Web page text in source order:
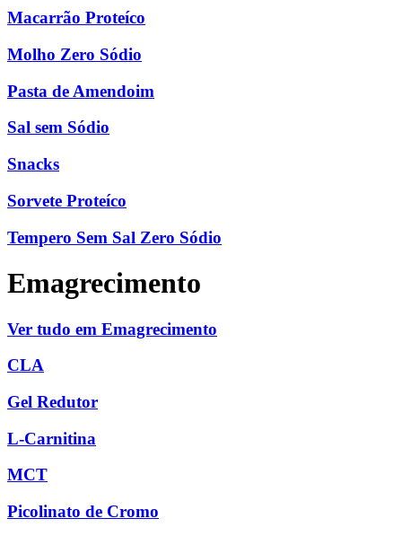
Macarrão Proteíco
Molho Zero Sódio
Pasta de Amendoim
Sal sem Sódio
Snacks
Sorvete Proteíco
Tempero Sem Sal Zero Sódio
Emagrecimento
Ver tudo em Emagrecimento
CLA
Gel Redutor
L-Carnitina
MCT
Picolinato de Cromo